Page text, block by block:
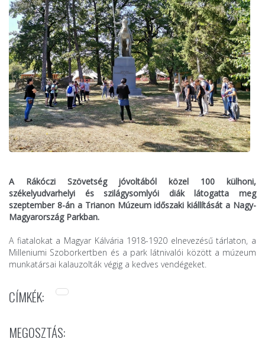
A Rákóczi Szövetség jóvoltából közel 100 külhoni,
székelyudvarhelyi és szilágysomlyói diák látogatta meg
szeptember 8-án a Trianon Múzeum időszaki kiállítását a Nagy-
Magyarország Parkban.
A fiatalokat a Magyar Kálvária 1918-1920 elnevezésű tárlaton, a
Milleniumi Szoborkertben és a park látnivalói között a múzeum
munkatársai kalauzolták végig a kedves vendégeket.
CÍMKÉK:
MEGOSZTÁS: